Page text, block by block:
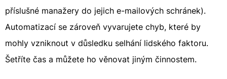
příslušné manažery do jejich e-mailových schránek).
Automatizací se zároveň vyvarujete chyb, které by
mohly vzniknout v důsledku selhání lidského faktoru.
Šetříte čas a můžete ho věnovat jiným činnostem.